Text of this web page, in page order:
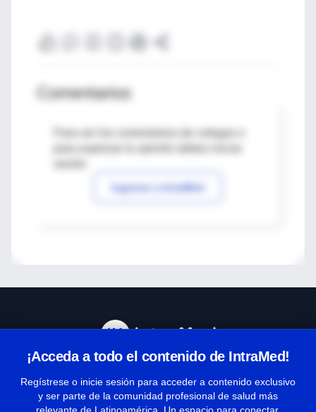
Comentarios
Para ver los comentarios de colegas o
Ingresar a IntraMed
¡Acceda a todo el contenido de IntraMed!
Regístrese o inicie sesión para acceder a contenido exclusivo
y ser parte de la comunidad profesional de salud más